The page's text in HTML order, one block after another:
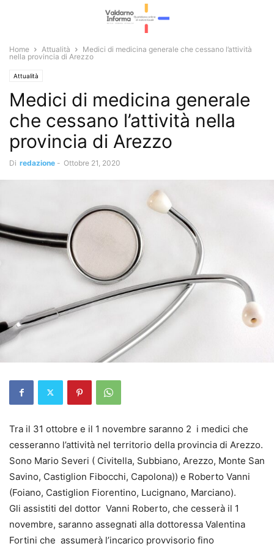
Home Attualità
Medici di medicina generale che cessano l’attività
nella provincia di Arezzo
Attualità
Medici di medicina generale
che cessano l’attività nella
provincia di Arezzo
Di redazione - Ottobre 21, 2020
Tra il 31 ottobre e il 1 novembre saranno 2 i medici che
cesseranno l’attività nel territorio della provincia di Arezzo.
Sono Mario Severi ( Civitella, Subbiano, Arezzo, Monte San
Savino, Castiglion Fibocchi, Capolona)) e Roberto Vanni
(Foiano, Castiglion Fiorentino, Lucignano, Marciano).
Gli assistiti del dottor Vanni Roberto, che cesserà il 1
novembre, saranno assegnati alla dottoressa Valentina
Fortini che assumerà l’incarico provvisorio fino